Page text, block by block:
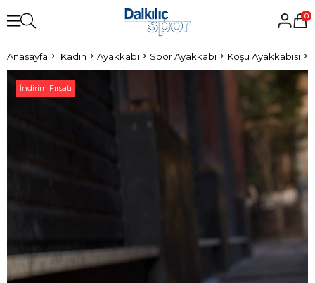
0
Anasayfa Kadın Ayakkabı Spor Ayakkabı Koşu Ayakkabısı
İndirim Fırsatı